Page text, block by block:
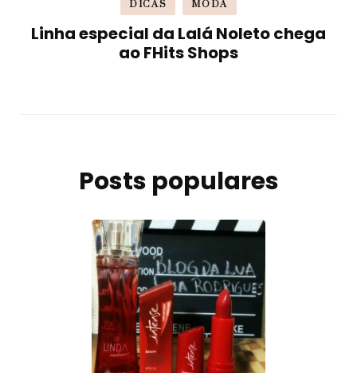
DICAS MODA
Linha especial da Lalá Noleto chega
ao FHits Shops
Posts populares